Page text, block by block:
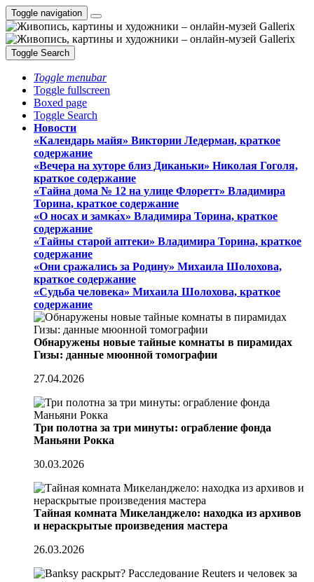
Toggle navigation
Toggle Search
Toggle menubar
Toggle fullscreen
Boxed page
Toggle Search
Новости
«Календарь майя» Виктории Ледерман, краткое
содержание
«Вечера на хуторе близ Диканьки» Николая Гоголя,
краткое содержание
«Тайна дома № 12 на улице Флоретт» Владимира
Торина, краткое содержание
«О носах и замка́х» Владимира Торина, краткое
содержание
«Тайны старой аптеки» Владимира Торина, краткое
содержание
«Они сражались за Родину» Михаила Шолохова,
краткое содержание
«Судьба человека» Михаила Шолохова, краткое
содержание
Обнаружены новые тайные комнаты в пирамидах
Гизы: данные мюонной томографии
27.04.2026
Три полотна за три минуты: ограбление фонда
Маньяни Рокка
30.03.2026
Тайная комната Микеланджело: находка из архивов
и нераскрытые произведения мастера
26.03.2026